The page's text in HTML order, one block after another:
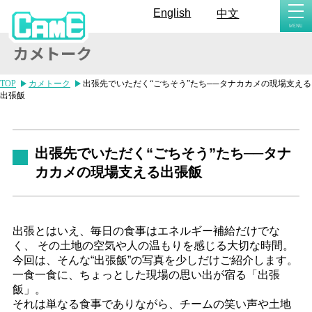
中文
English
TOP カメトーク
出張先でいただく“ごちそう”たち──タナカカメの現場支える
出張飯
出張先でいただく“ごちそう”たち──タナ
カカメの現場支える出張飯
出張とはいえ、毎日の食事はエネルギー補給だけでな
く、 その土地の空気や人の温もりを感じる大切な時間。
今回は、そんな“出張飯”の写真を少しだけご紹介します。
一食一食に、ちょっとした現場の思い出が宿る「出張
飯」。
それは単なる食事でありながら、チームの笑い声や土地